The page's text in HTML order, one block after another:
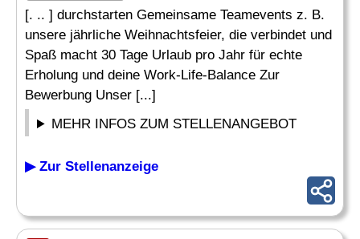
[. .. ] durchstarten Gemeinsame Teamevents z. B.
unsere jährliche Weihnachtsfeier, die verbindet und
Spaß macht 30 Tage Urlaub pro Jahr für echte
Erholung und deine Work-Life-Balance Zur
Bewerbung Unser [...]
MEHR INFOS ZUM STELLENANGEBOT
▶ Zur Stellenanzeige